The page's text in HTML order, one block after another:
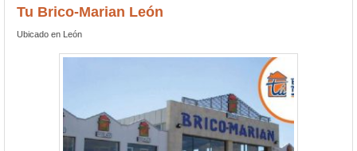
Tu Brico-Marian León
Ubicado en León